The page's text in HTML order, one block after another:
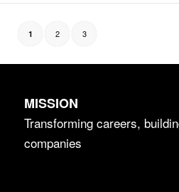
1 2 3
MISSION
Transforming careers,
companies